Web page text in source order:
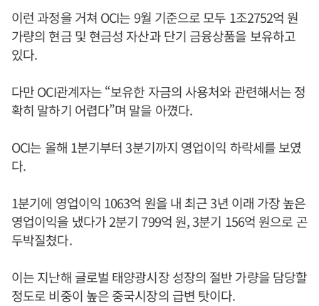
이런 과정을 거쳐 OCI는 9월 기준으로 모두 1조2752억 원
가량의 현금 및 현금성 자산과 단기 금융상품을 보유하고
있다.
다만 OCI관계자는 “보유한 자금의 사용처와 관련해서는 정
확히 말하기 어렵다”며 말을 아꼈다.
OCI는 올해 1분기부터 3분기까지 영업이익 하락세를 보였
다.
1분기에 영업이익 1063억 원을 내 최근 3년 이래 가장 높은
영업이익을 냈다가 2분기 799억 원, 3분기 156억 원으로 곤
두박질쳤다.
이는 지난해 글로벌 태양광시장 성장의 절반 가량을 담당할
정도로 비중이 높은 중국시장의 급변 탓이다.